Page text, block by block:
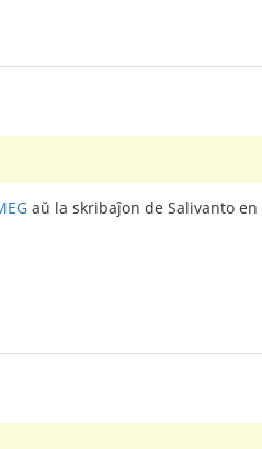
aŭ la skribaĵon de Salivanto en